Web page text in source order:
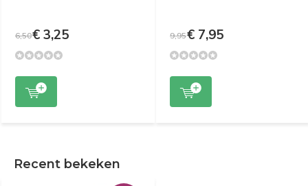
6,50€ 3,25 9,95€ 7,95
Recent bekeken